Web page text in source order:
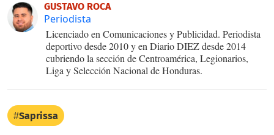
GUSTAVO ROCA
Periodista
Licenciado en Comunicaciones y Publicidad. Periodista
deportivo desde 2010 y en Diario DIEZ desde 2014
cubriendo la sección de Centroamérica, Legionarios,
Liga y Selección Nacional de Honduras.
Saprissa